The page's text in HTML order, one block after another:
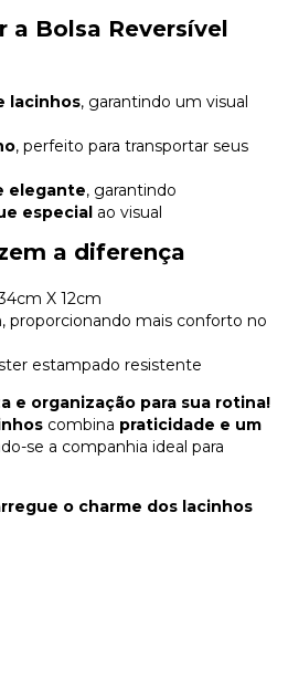
a Bolsa Reversível
lacinhos, garantindo um visual
, perfeito para transportar seus
elegante, garantindo
especial ao visual
a diferença
X 12cm
proporcionando mais conforto no
estampado resistente
e organização para sua rotina!
combina praticidade e um
se a companhia ideal para
o charme dos lacinhos